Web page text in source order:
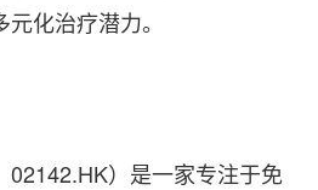
化治疗潜力。
02142.HK）是一家专注于免